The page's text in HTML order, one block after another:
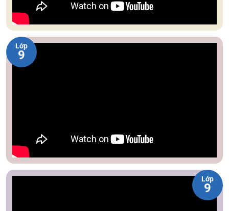
Lớp
9
Lớp
9